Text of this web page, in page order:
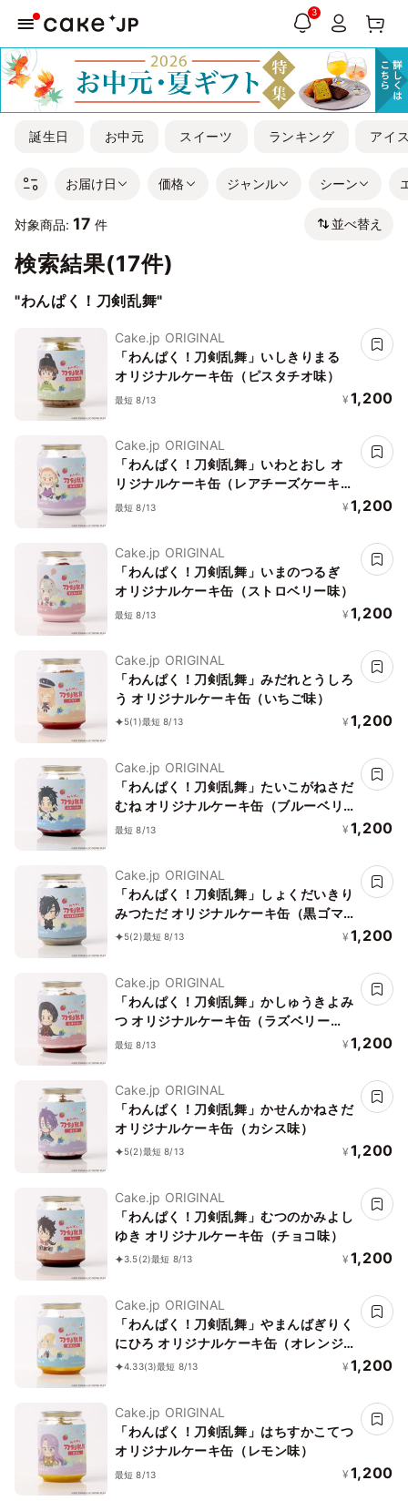
3
誕生日 お中元 スイーツ ランキング アイ
お届け日 価格 ジャンル シーン
対象商品: 17 件 並べ替え
検索結果(17件)
"わんぱく！刀剣乱舞"
Cake.jp ORIGINAL
「わんぱく！刀剣乱舞」いしきりまる
オリジナルケーキ缶（ピスタチオ味）
最短 8/13 ¥ 1,200
Cake.jp ORIGINAL
「わんぱく！刀剣乱舞」いわとおし オ
リジナルケーキ缶（レアチーズケーキ
味）
最短 8/13 ¥ 1,200
Cake.jp ORIGINAL
「わんぱく！刀剣乱舞」いまのつるぎ
オリジナルケーキ缶（ストロベリー味）
最短 8/13 ¥ 1,200
Cake.jp ORIGINAL
「わんぱく！刀剣乱舞」みだれとうしろ
う オリジナルケーキ缶（いちご味）
5(1)最短 8/13 ¥ 1,200
Cake.jp ORIGINAL
「わんぱく！刀剣乱舞」たいこがねさだ
むね オリジナルケーキ缶（ブルーベリ
ー味）
最短 8/13 ¥ 1,200
Cake.jp ORIGINAL
「わんぱく！刀剣乱舞」しょくだいきり
みつただ オリジナルケーキ缶（黒ゴマ
ミルクムース味）
5(2)最短 8/13 ¥ 1,200
Cake.jp ORIGINAL
「わんぱく！刀剣乱舞」かしゅうきよみ
つ オリジナルケーキ缶（ラズベリー
味）
最短 8/13 ¥ 1,200
Cake.jp ORIGINAL
「わんぱく！刀剣乱舞」かせんかねさだ
オリジナルケーキ缶（カシス味）
5(2)最短 8/13 ¥ 1,200
Cake.jp ORIGINAL
「わんぱく！刀剣乱舞」むつのかみよし
ゆき オリジナルケーキ缶（チョコ味）
3.5(2)最短 8/13 ¥ 1,200
Cake.jp ORIGINAL
「わんぱく！刀剣乱舞」やまんばぎりく
にひろ オリジナルケーキ缶（オレンジ
味）
4.33(3)最短 8/13 ¥ 1,200
Cake.jp ORIGINAL
「わんぱく！刀剣乱舞」はちすかこてつ
オリジナルケーキ缶（レモン味）
最短 8/13 ¥ 1,200